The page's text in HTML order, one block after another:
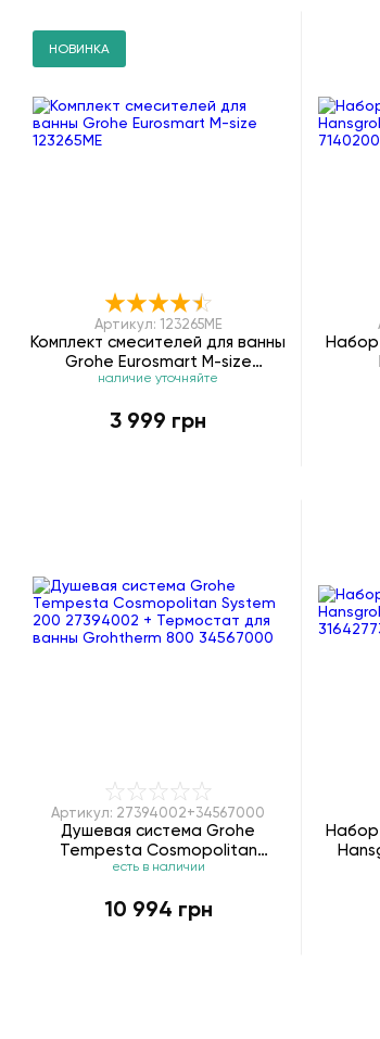
НОВИНКА
Артикул: 123265ME
Комплект смесителей для ванны
Grohe Eurosmart M-size
123265ME
наличие уточняйте
3 999 грн
Набор
Артикул: 27394002+34567000
Душевая система Grohe
Tempesta Cosmopolitan
System 200 27394002 +
Grohtherm 800 34567000
есть в наличии
10 994 грн
Набор